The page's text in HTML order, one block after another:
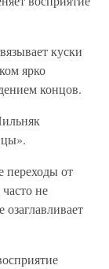
куски
ярко
концов.
переходы от
не